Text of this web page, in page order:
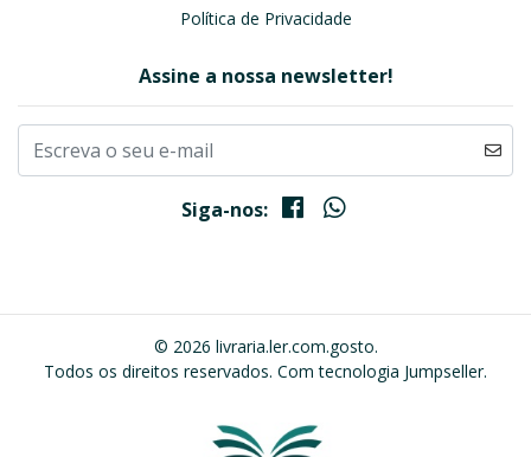
Política de Privacidade
Assine a nossa newsletter!
Siga-nos:
© 2026 livraria.ler.com.gosto.
Todos os direitos reservados. Com tecnologia Jumpseller.